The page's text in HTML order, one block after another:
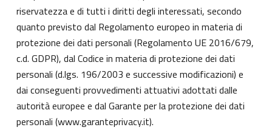
riservatezza e di tutti i diritti degli interessati, secondo
quanto previsto dal Regolamento europeo in materia di
protezione dei dati personali (Regolamento UE 2016/679,
c.d. GDPR), dal Codice in materia di protezione dei dati
personali (d.lgs. 196/2003 e successive modificazioni) e
dai conseguenti provvedimenti attuativi adottati dalle
autorità europee e dal Garante per la protezione dei dati
personali (www.garanteprivacy.it).